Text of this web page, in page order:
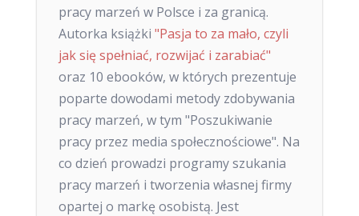
pracy marzeń w Polsce i za granicą.
Autorka książki "Pasja to za mało, czyli
jak się spełniać, rozwijać i zarabiać"
oraz 10 ebooków, w których prezentuje
poparte dowodami metody zdobywania
pracy marzeń, w tym "Poszukiwanie
pracy przez media społecznościowe". Na
co dzień prowadzi programy szukania
pracy marzeń i tworzenia własnej firmy
opartej o markę osobistą. Jest